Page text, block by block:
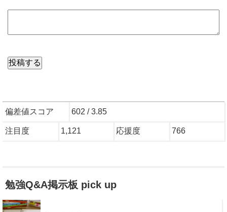
偏差値スコア 602 / 3.85
注目度 1,121 応援度 766
勉強Q&A掲示板 pick up